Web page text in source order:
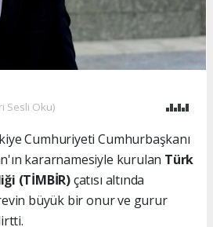
Sesli Oku)
Cumhuriyeti Cumhurbaşkanı
kararnamesiyle kurulan Türk
(TİMBİR)çatısı altında
büyük bir onur ve gurur